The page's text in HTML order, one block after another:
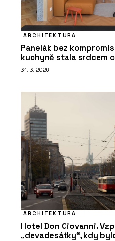
ARCHITEKTURA
Panelák bez
kuchyně stala srdcem
31. 3. 2026
ARCHITEKTURA
Hotel Don Giovanni.
„devadesátky“, kdy